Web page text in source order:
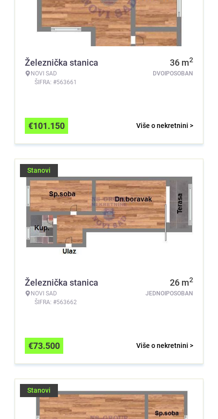
Železnička stanica
NOVI SAD
ŠIFRA: #563661
36 m2
DVOIPOSOBAN
Više o nekretnini >
€101.150
Stanovi
Železnička stanica
NOVI SAD
ŠIFRA: #563662
26 m2
JEDNOIPOSOBAN
Više o nekretnini >
€73.500
Stanovi